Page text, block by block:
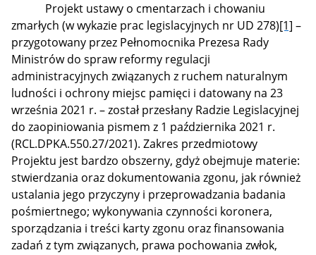
Projekt ustawy o cmentarzach i chowaniu
zmarłych (w wykazie prac legislacyjnych nr UD 278)[1] –
przygotowany przez Pełnomocnika Prezesa Rady
Ministrów do spraw reformy regulacji
administracyjnych związanych z ruchem naturalnym
ludności i ochrony miejsc pamięci i datowany na 23
września 2021 r. – został przesłany Radzie Legislacyjnej
do zaopiniowania pismem z 1 października 2021 r.
(RCL.DPKA.550.27/2021). Zakres przedmiotowy
Projektu jest bardzo obszerny, gdyż obejmuje materie:
stwierdzania oraz dokumentowania zgonu, jak również
ustalania jego przyczyny i przeprowadzania badania
pośmiertnego; wykonywania czynności koronera,
sporządzania i treści karty zgonu oraz finansowania
zadań z tym związanych, prawa pochowania zwłok,